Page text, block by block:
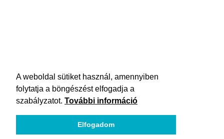
A weboldal sütiket használ, amennyiben
folytatja a böngészést elfogadja a
szabályzatot. További információ
Elfogadom